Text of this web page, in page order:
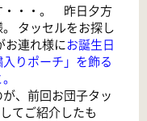
・・。 昨日夕方
タッセルをお探し
連れ様にお誕生日
りポーチ」を飾る
、前回お団子タッ
てご紹介したも